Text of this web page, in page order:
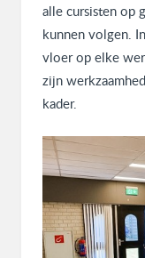
alle cursisten op
kunnen volgen.
vloer op elke
zijn
kader.